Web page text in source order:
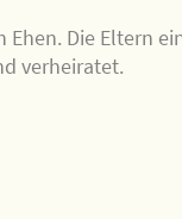
Die Eltern
verheiratet.